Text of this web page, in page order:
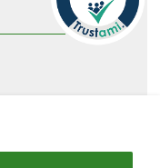
abbestellen.